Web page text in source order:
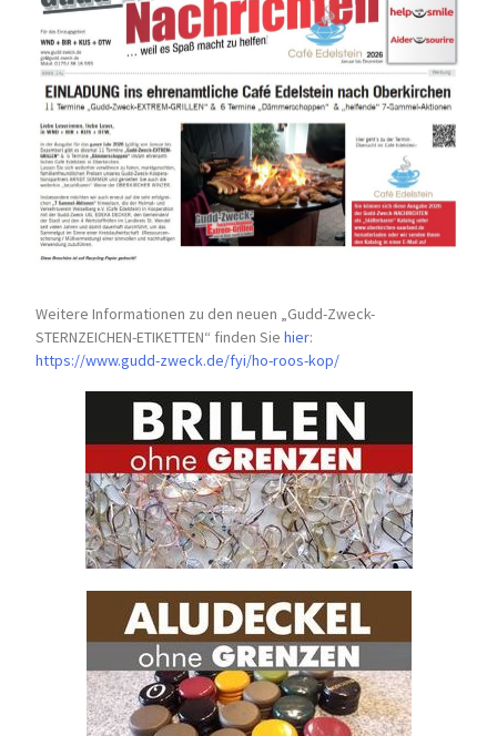
Weitere Informationen zu den neuen „Gudd-Zweck-
STERNZEICHEN-ETIKETTEN“ finden Siehier:
https://www.gudd-zweck.de/fyi/ho-roos-kop/